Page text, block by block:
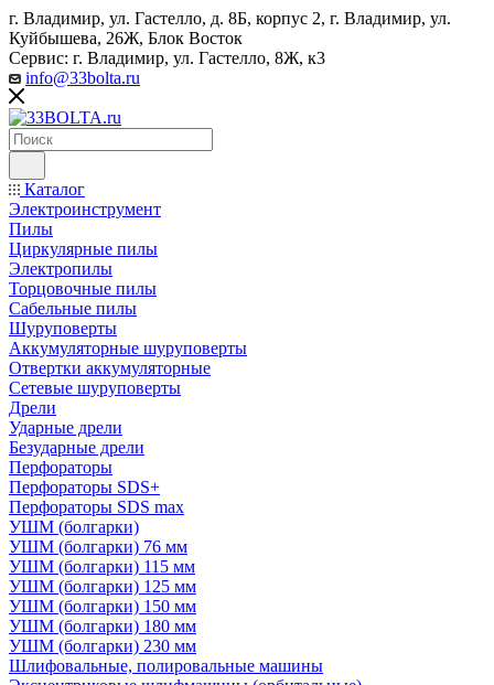
г. Владимир, ул. Гастелло, д. 8Б, корпус 2, г. Владимир, ул. ​
Куйбышева, 26Ж, Блок Восток
Сервис: г. Владимир, ул. Гастелло, 8Ж, к3
info@33bolta.ru
Каталог
Электроинструмент
Пилы
Циркулярные пилы
Электропилы
Торцовочные пилы
Сабельные пилы
Шуруповерты
Аккумуляторные шуруповерты
Отвертки аккумуляторные
Сетевые шуруповерты
Дрели
Ударные дрели
Безударные дрели
Перфораторы
Перфораторы SDS+
Перфораторы SDS max
УШМ (болгарки)
УШМ (болгарки) 76 мм
УШМ (болгарки) 115 мм
УШМ (болгарки) 125 мм
УШМ (болгарки) 150 мм
УШМ (болгарки) 180 мм
УШМ (болгарки) 230 мм
Шлифовальные, полировальные машины